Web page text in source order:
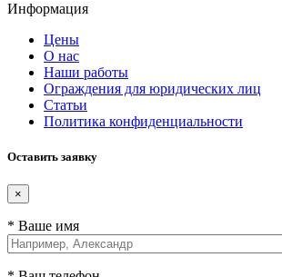
Информация
Цены
О нас
Наши работы
Ограждения для юридических лиц
Статьи
Политика конфиденциальности
Оставить заявку
×
* Ваше имя